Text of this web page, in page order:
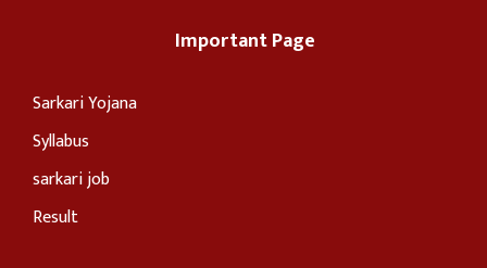
Important Page
Sarkari Yojana
Syllabus
sarkari job
Result